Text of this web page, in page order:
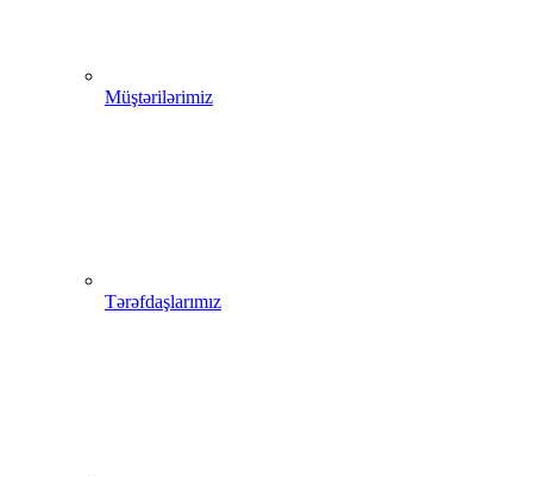
Müştərilərimiz
Tərəfdaşlarımız